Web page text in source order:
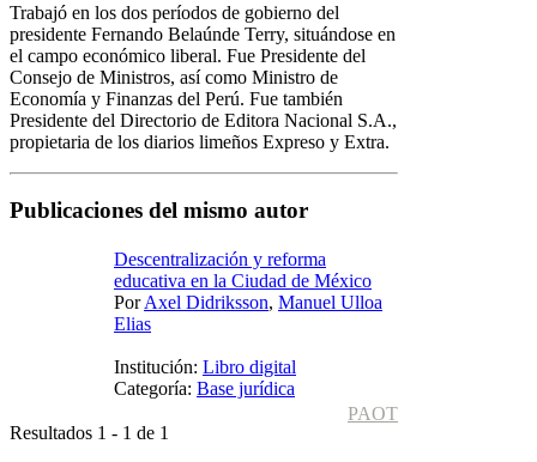
Trabajó en los dos períodos de gobierno del
presidente Fernando Belaúnde Terry, situándose en
el campo económico liberal. Fue Presidente del
Consejo de Ministros, así como Ministro de
Economía y Finanzas del Perú. Fue también
Presidente del Directorio de Editora Nacional S.A.,
propietaria de los diarios limeños Expreso y Extra.
Publicaciones del mismo autor
Descentralización y reforma
educativa en la Ciudad de México
PorAxel Didriksson, Manuel Ulloa
Elias
Institución: Libro digital
Categoría: Base jurídica
PAOT
Resultados 1 - 1 de 1